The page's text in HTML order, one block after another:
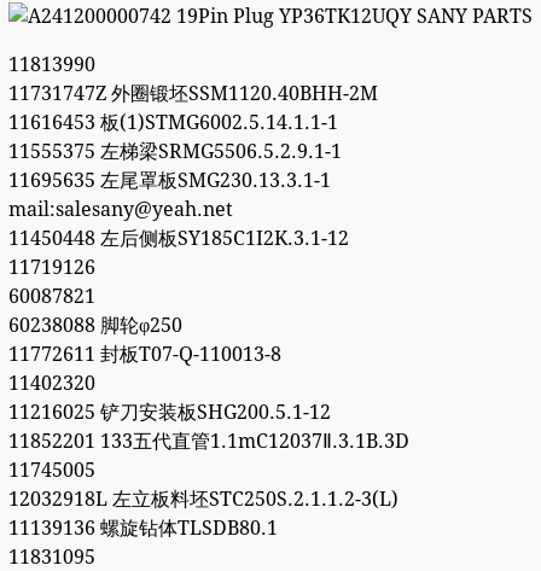
11813990
11731747Z 外圈锻坯SSM1120.40BHH-2M
11616453 板(1)STMG6002.5.14.1.1-1
11555375 左梯梁SRMG5506.5.2.9.1-1
11695635 左尾罩板SMG230.13.3.1-1
mail:salesany@yeah.net
11450448 左后侧板SY185C1I2K.3.1-12
11719126
60087821
60238088 脚轮φ250
11772611 封板T07-Q-110013-8
11402320
11216025 铲刀安装板SHG200.5.1-12
11852201 133五代直管1.1mC12037Ⅱ.3.1B.3D
11745005
12032918L 左立板料坯STC250S.2.1.1.2-3(L)
11139136 螺旋钻体TLSDB80.1
11831095